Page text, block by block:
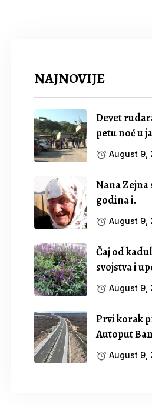
NAJNOVIJE
Devet
petu noć u
August 9,
Nana Zejna
godina i.
August 9,
Čaj od
svojstva i
August 9,
Prvi korak
Autoput
August 9,